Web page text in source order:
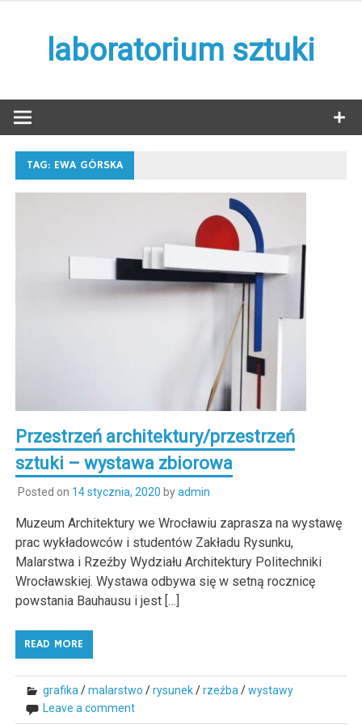
laboratorium sztuki
TAG: EWA GÓRSKA
Przestrzeń architektury/przestrzeń
sztuki – wystawa zbiorowa
Posted on 14 stycznia, 2020 byadmin
Muzeum Architektury we Wrocławiu zaprasza na wystawę
prac wykładowców i studentów Zakładu Rysunku,
Malarstwa i Rzeźby Wydziału Architektury Politechniki
Wrocławskiej. Wystawa odbywa się w setną rocznicę
powstania Bauhausu i jest […]
READ MORE
grafika/malarstwo /rysunek/rzeźba/wystawy
Leave a comment